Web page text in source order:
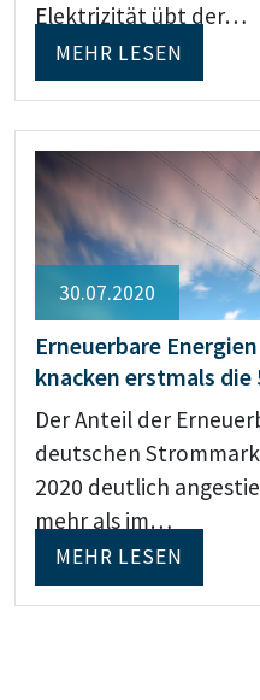
Elektrizität übt der…
MEHR LESEN
30.07.2020
Erneuerbare
knacken erstmals
Der Anteil der
deutschen
2020 deutlich
mehr als im…
MEHR LESEN